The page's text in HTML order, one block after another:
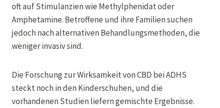
oft auf Stimulanzien wie Methylphenidat oder
Amphetamine. Betroffene und ihre Familien suchen
jedoch nach alternativen Behandlungsmethoden, die
weniger invasiv sind.
Die Forschung zur Wirksamkeit von CBD bei ADHS
steckt noch in den Kinderschuhen, und die
vorhandenen Studien liefern gemischte Ergebnisse.